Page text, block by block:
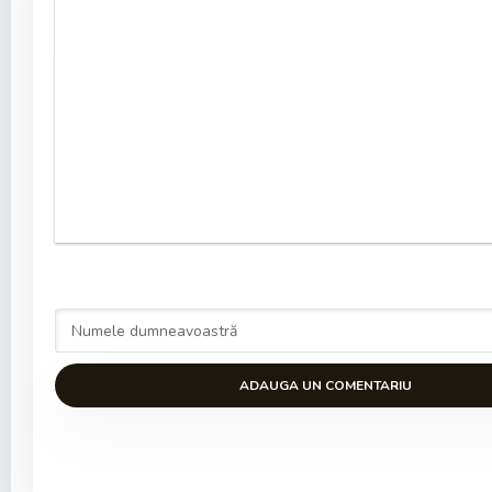
ADAUGA UN COMENTARIU